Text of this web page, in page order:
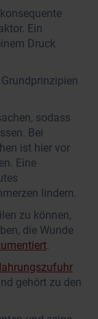
Ein
Druck
sodass
Bei
ist hier vor
Eine
lindern.
zu können,
die Wunde
.
gehört zu den